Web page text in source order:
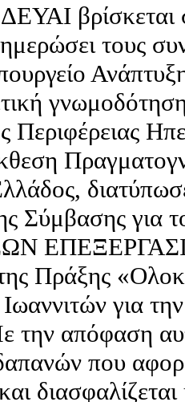
βρίσκεται
τους
Περιφέρειας
Σύμβασης
Πράξης
για
την απόφαση
που